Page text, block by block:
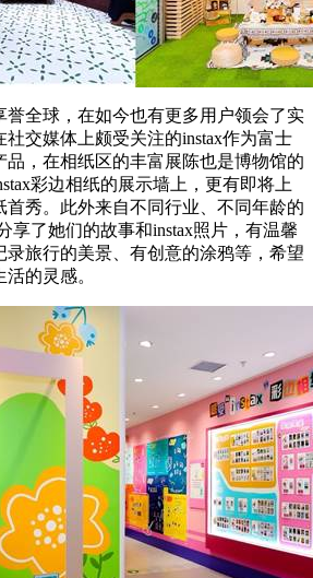
誉全球，在如今也有更多用户领会了实
交媒体上颇受关注的instax作为富士
品，在相纸区的丰富展陈也是博物馆的
彩边相纸的展示墙上，更有即将上
首秀。此外来自不同行业、不同年龄的
享了她们的故事和instax照片，有温馨
录旅行的美景、有创意的涂鸦等，希望
的灵感。